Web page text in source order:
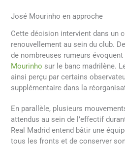
José Mourinho en approche
Cette décision intervient dans un
renouvellement au sein du club.
de nombreuses rumeurs
Mourinho sur le banc madrilène.
ainsi perçu par certains
supplémentaire dans la
En parallèle, plusieurs
attendus au sein de l’effectif
Real Madrid entend bâtir une
tous les fronts et de conserver